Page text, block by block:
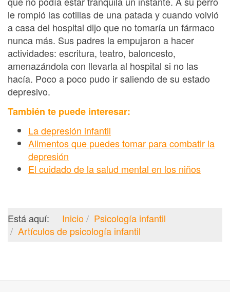
le rompió las cotillas de una patada y cuando volvió
a casa del hospital dijo que no tomaría un fármaco
nunca más. Sus padres la empujaron a hacer
actividades: escritura, teatro, baloncesto,
amenazándola con llevarla al hospital si no las
hacía. Poco a poco pudo ir saliendo de su estado
depresivo.
También te puede interesar:
La depresión infantil
Alimentos que puedes tomar para combatir la
depresión
El cuidado de la salud mental en los niños
Está aquí: Inicio
Psicología infantil
Artículos de psicología infantil